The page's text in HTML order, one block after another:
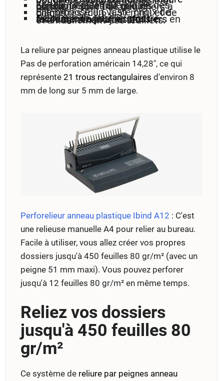
La reliure plastique a bien des atouts. Déjà le fait que les consommables de reliure plastique sont très peu chers à l'achat.
Elle propose un vaste choix de diamètres (de 6 à 51 mm) et de coloris.
De plus, elle offre le gros avantage de pouvoir
mettre facilement à jour les dossiers
en enlevant ou en ajoutant éventuellement des feuillets.
La reliure par peignes anneau plastique utilise le
Pas de perforation américain 14,28", ce qui
représente 21 trous rectangulaires d'environ 8
mm de long sur 5 mm de large.
Perforelieur anneau plastique Ibind A12 : C'est
une relieuse manuelle A4 pour relier au bureau.
Facile à utiliser, vous allez créer vos propres
dossiers jusqu'à 450 feuilles 80 gr/m² (avec un
peigne 51 mm maxi). Vous pouvez perforer
jusqu'à 12 feuilles 80 gr/m² en même temps.
Reliez vos dossiers
jusqu'à 450 feuilles 80
gr/m²
Ce système de reliure par peignes anneau